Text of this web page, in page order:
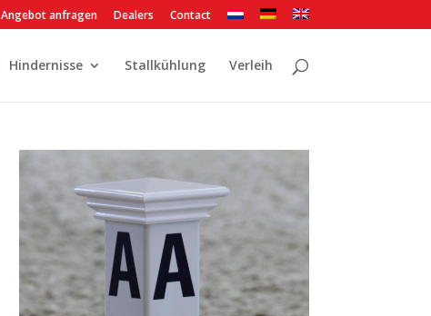
Angebot anfragen Dealers Contact
Hindernisse Stallkühlung Verleih